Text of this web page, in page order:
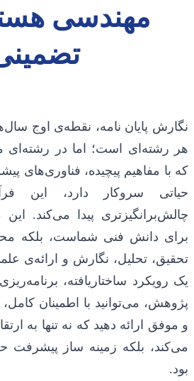
مهندسی
نگارش پایان نامه، نقطه‌ی اوج
هر رشته‌ای است؛ اما در رشته‌ای
که با مفاهیم پیچیده، فناوری‌های
حیاتی سروکار دارد، این
چالش‌برانگیزتری پیدا می‌کند. این
برای دانش فنی شماست، بلکه
تحقیق، تحلیل، نگارش و ارائه‌ی
یک رویکرد ساختاریافته،
پژوهش، می‌توانید با اطمینان
و موفق ارائه دهید که نه تنها به
می‌کند، بلکه زمینه ساز پیشرفت
بود.